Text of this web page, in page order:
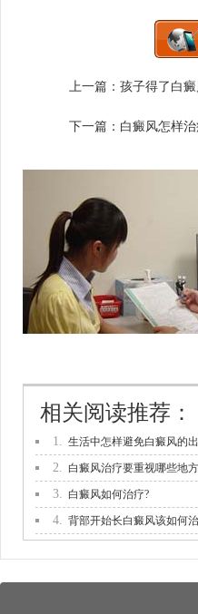
上一篇： 孩子得了白
下一篇： 白癜风怎样
1. 生活中怎样避免白癜风的
2. 白癜风治疗要重视哪些地
3. 白癜风如何治疗?
4. 背部开始长白癜风该如何
相关阅读推荐：